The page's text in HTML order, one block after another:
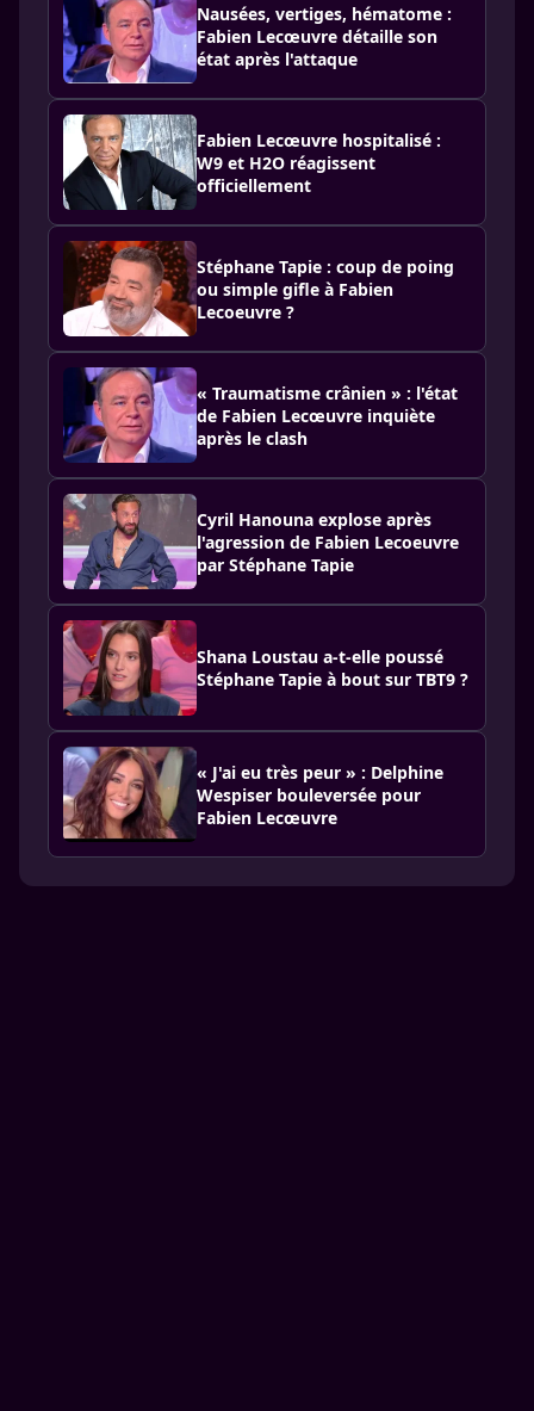
Nausées, vertiges, hématome :
Fabien Lecœuvre détaille son
état après l'attaque
Fabien Lecœuvre hospitalisé :
W9 et H2O réagissent
officiellement
Stéphane Tapie : coup de poing
ou simple gifle à Fabien
Lecoeuvre ?
« Traumatisme crânien » : l'état
de Fabien Lecœuvre inquiète
après le clash
Cyril Hanouna explose après
l'agression de Fabien Lecoeuvre
par Stéphane Tapie
Shana Loustau a-t-elle poussé
Stéphane Tapie à bout sur TBT9 ?
« J'ai eu très peur » : Delphine
Wespiser bouleversée pour
Fabien Lecœuvre